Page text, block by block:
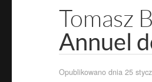
Tomasz
Annuel
Opublikowano dnia 25